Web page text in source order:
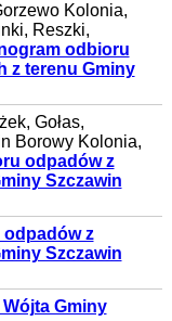
Kolonia,
Reszki,
odbioru
z terenu Gminy
Gołas,
Borowy Kolonia,
odpadów z
Szczawin
z
Szczawin
Gminy